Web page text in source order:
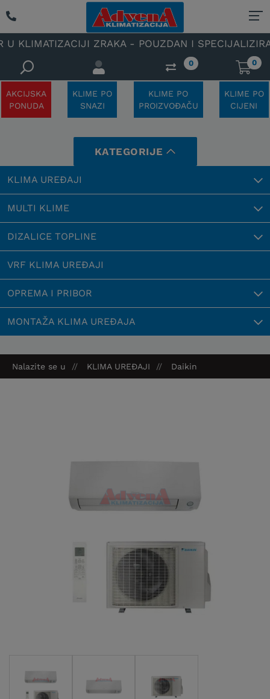
ZRAKA - POUZDAN I SPECIJALIZIRAN
0 0
AKCIJSKA
PONUDA
KLIME PO
SNAZI
KLIME PO
PROIZVOĐAČU
KLIME PO
CIJENI
KATEGORIJE
KLIMA UREĐAJI
MULTI KLIME
DIZALICE TOPLINE
VRF KLIMA UREĐAJI
OPREMA I PRIBOR
MONTAŽA KLIMA UREĐAJA
Nalazite se u KLIMA UREĐAJI Daikin